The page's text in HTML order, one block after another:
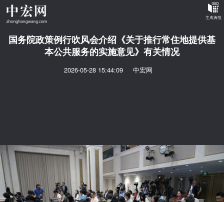
国务院政策例行吹风会介绍《关于推行常住地提供基
本公共服务的实施意见》有关情况
2026-05-28 15:44:09 中宏网